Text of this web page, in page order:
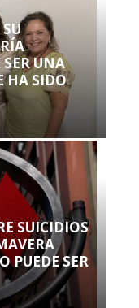
UNA
HA SIDO
SUICIDIOS
PUEDE SER